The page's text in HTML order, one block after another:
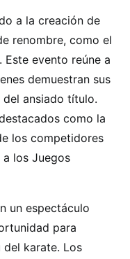
a la creación de
renombre, como el
Este evento reúne a
demuestran sus
ansiado título.
como la
los competidores
los Juegos
un espectáculo
para
karate. Los